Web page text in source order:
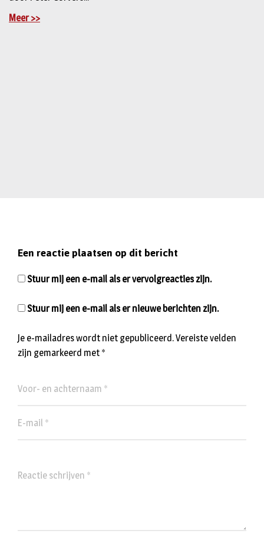
Meer >>
Een reactie plaatsen op dit bericht
Je e-mailadres wordt niet gepubliceerd.Vereiste velden
zijn gemarkeerd met *
Stuur mij een e-mail als er vervolgreacties zijn.
Stuur mij een e-mail als er nieuwe berichten zijn.